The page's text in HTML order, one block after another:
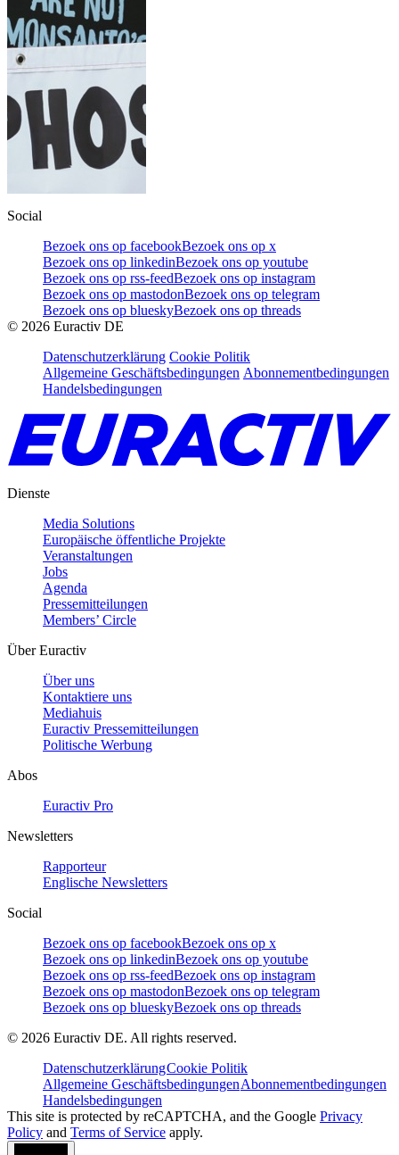
Social
Bezoek ons op facebookBezoek ons op x
Bezoek ons op linkedinBezoek ons op youtube
Bezoek ons op rss-feedBezoek ons op instagram
Bezoek ons op mastodonBezoek ons op telegram
Bezoek ons op blueskyBezoek ons op threads
© 2026 Euractiv DE
Datenschutzerklärung Cookie Politik
Allgemeine Geschäftsbedingungen Abonnementbedingungen
Handelsbedingungen
Dienste
Media Solutions
Europäische öffentliche Projekte
Veranstaltungen
Jobs
Agenda
Pressemitteilungen
Members’ Circle
Über Euractiv
Über uns
Kontaktiere uns
Mediahuis
Euractiv Pressemitteilungen
Politische Werbung
Abos
Euractiv Pro
Newsletters
Rapporteur
Englische Newsletters
Social
Bezoek ons op facebookBezoek ons op x
Bezoek ons op linkedinBezoek ons op youtube
Bezoek ons op rss-feedBezoek ons op instagram
Bezoek ons op mastodonBezoek ons op telegram
Bezoek ons op blueskyBezoek ons op threads
© 2026 Euractiv DE. All rights reserved.
DatenschutzerklärungCookie Politik
Allgemeine GeschäftsbedingungenAbonnementbedingungen
Handelsbedingungen
This site is protected by reCAPTCHA, and the Google Privacy
Policy and Terms of Service apply.